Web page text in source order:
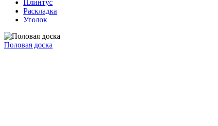
Плинтус
Раскладка
Уголок
Половая доска